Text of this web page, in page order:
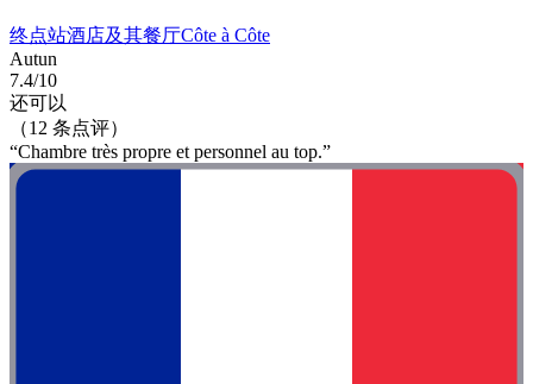
终点站酒店及其餐厅Côte à Côte
Autun
7.4/10
还可以
（12 条点评）
“Chambre très propre et personnel au top.”